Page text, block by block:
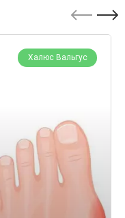
Халюс Вальгус